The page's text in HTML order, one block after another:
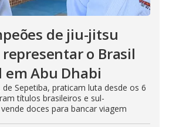
de jiu-jitsu
o Brasil
Abu Dhabi
Sepetiba, praticam luta desde os 6
títulos brasileiros e sul-
doces para bancar viagem